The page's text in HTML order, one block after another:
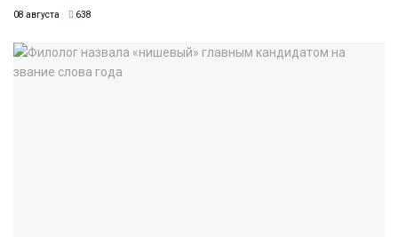
08 августа 638